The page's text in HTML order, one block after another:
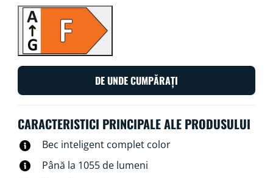
orare pentru a aprinde sau stinge luminile în funcție de
rutinele tale zilnice sau săptămânale, le poți controla
cu ajutorul telefonului inteligent sau al vocii și poți
comanda de la distanță corpurile de iluminat chiar și
atunci când ești plecat. Luminile WiZ se conectează la
rețeaua Wi-Fi existentă, nefiind nevoie de echipamente
DE UNDE CUMPĂRAȚI
CARACTERISTICI PRINCIPALE ALE PRODUSULUI
Bec inteligent complet color
Până la 1055 de lumeni